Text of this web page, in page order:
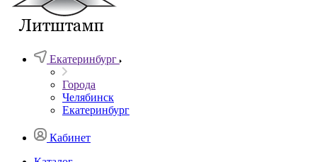
Екатеринбург
Города
Челябинск
Екатеринбург
Кабинет